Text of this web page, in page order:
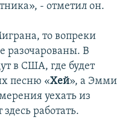
- отметил он.
то вопреки
разочарованы. В
в США, где будет
песню «Хей», а Эмми
уехать из
работать.